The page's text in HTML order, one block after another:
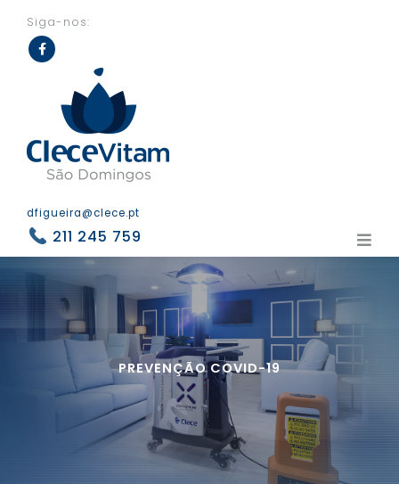
Siga-nos:
dfigueira@clece.pt
211 245 759
PREVENÇÃO COVID-19